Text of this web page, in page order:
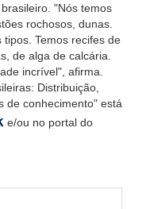
"Nós temos
rochosos, dunas.
Temos recifes de
de alga de calcária.
incrível", afirma.
Distribuição,
de conhecimento" está
e/ou no portal do